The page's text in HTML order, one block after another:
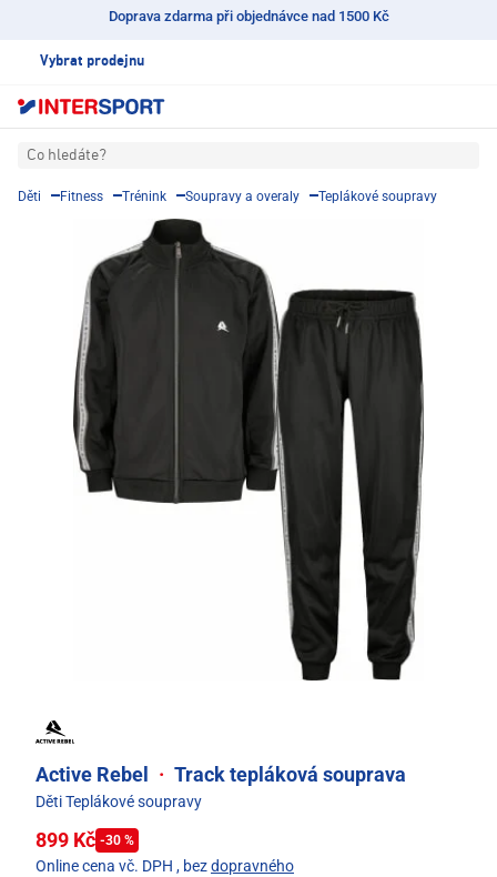
Doprava zdarma při objednávce nad 1500 Kč
Vybrat prodejnu
Co hledáte?
Děti Fitness Trénink Soupravy a overaly Teplákové soupravy
Active Rebel · Track tepláková souprava
Děti Teplákové soupravy
899 Kč -30 %
Online cena vč. DPH , bezdopravného